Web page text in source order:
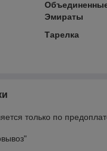
Эмираты
Тарелка
только по